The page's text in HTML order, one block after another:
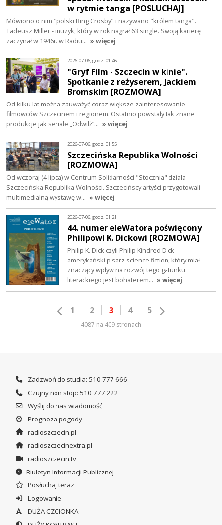
w rytmie tanga [POSLUCHAJ]
Mówiono o nim "polski Bing Crosby" i nazywano "królem tanga".
Tadeusz Miller - muzyk, który w rok nagrał 63 single. Swoją karierę
zaczynał w 1946r. w Radiu… » więcej
2026-07-06, godz. 01:46
"Gryf Film - Szczecin w kinie".
Spotkanie z reżyserem, Jackiem
Bromskim [ROZMOWA]
Od kilku lat można zauważyć coraz większe zainteresowanie
filmowców Szczecinem i regionem. Ostatnio powstały tak znane
produkcje jak seriale „Odwilż”… » więcej
2026-07-06, godz. 01:55
Szczecińska Republika Wolności
[ROZMOWA]
Od wczoraj (4 lipca) w Centrum Solidarności "Stocznia" działa
Szczecińska Republika Wolności. Szczecińscy artyści przygotowali
multimedialną wystawę w… » więcej
2026-07-06, godz. 01:21
44. numer eleWatora poświęcony
Philipowi K. Dickowi [ROZMOWA]
Philip K. Dick czyli Philip Kindred Dick -
amerykański pisarz science fiction, który miał
znaczący wpływ na rozwój tego gatunku
literackiego jest bohaterem… » więcej
1 2 3 4 5
4087 na 409 stronach
Zadzwoń do studia: 510 777 666
Czujny non stop: 510 777 222
Wyślij do nas wiadomość
Prognoza pogody
radioszczecin.pl
radioszczecinextra.pl
radioszczecin.tv
Biuletyn Informacji Publicznej
Posłuchaj teraz
Logowanie
DUŻA CZCIONKA